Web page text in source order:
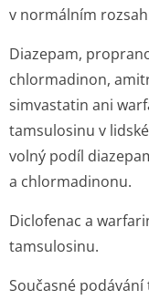
v normálním
Diazepam,
chlormadinon,
simvastatin ani
tamsulosinu v
volný podíl
a chlormadinonu.
Diclofenac a
tamsulosinu.
Současné